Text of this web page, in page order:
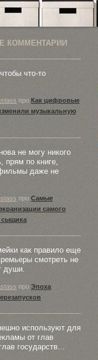
КОММЕНТАРИИ
что-то
про Как цифровые
музыкальную
не могу никого
прям по книге,
даже не
про Самые
самого
сыщика
как правило еще
смотреть не
души.
про Эпоха
используют для
от глав
государств...